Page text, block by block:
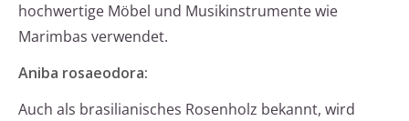
hochwertige Möbel und Musikinstrumente wie
Marimbas verwendet.
Aniba rosaeodora:
Auch als brasilianisches Rosenholz bekannt, wird